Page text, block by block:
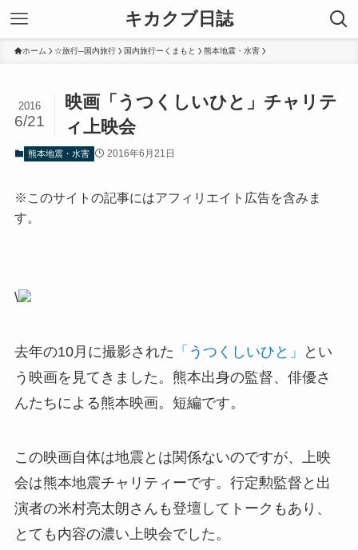
キカクブ日誌
ホーム ☆旅行─国内旅行 国内旅行ーくまもと 熊本地震・水害
映画「うつくしいひと」チャリテ
ィ上映会
2016
6/21
熊本地震・水害 2016年6月21日
※このサイトの記事にはアフィリエイト広告を含みま
す。
\
去年の10月に撮影された 「うつくしいひと」
とい
う映画を見てきました。熊本出身の監督、俳優さ
んたちによる熊本映画。短編です。
この映画自体は地震とは関係ないのですが、上映
会は熊本地震チャリティーです。行定勲監督と出
演者の米村亮太朗さんも登壇してトークもあり、
とても内容の濃い上映会でした。